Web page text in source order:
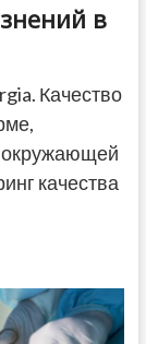
в
Качество
окружающей
качества